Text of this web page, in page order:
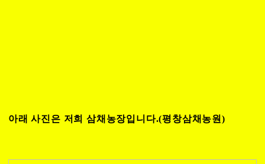
아래 사진은 저희 삼채농장입니다.(평창삼채농원)